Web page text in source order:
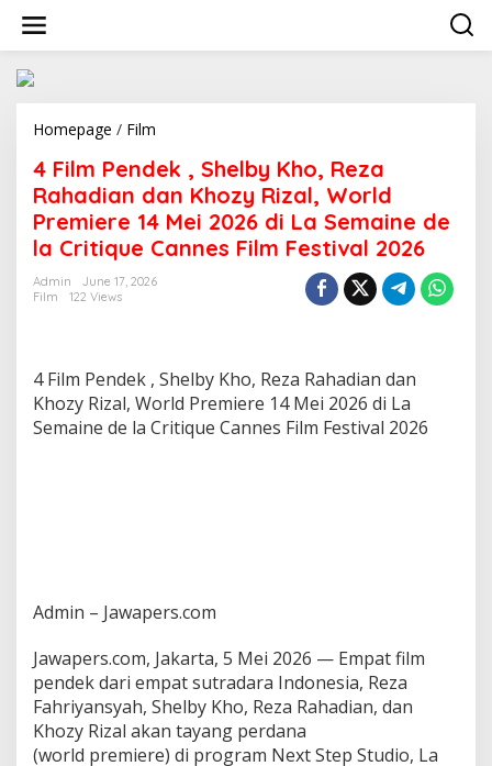
i
Homepage / Film
i
l
m
P
e
d
h
e
l
z
a
a
h
a
d
i
4 Film Pendek , Shelby Kho, Reza
Rahadian dan Khozy Rizal, World
Premiere 14 Mei 2026 di La Semaine de
la Critique Cannes Film Festival 2026
Admin
June 17, 2026
Film
122 Views
4 Film Pendek , Shelby Kho, Reza Rahadian dan
Khozy Rizal, World Premiere 14 Mei 2026 di La
Semaine de la Critique Cannes Film Festival 2026
Admin – Jawapers.com
Jawapers.com, Jakarta, 5 Mei 2026 — Empat film
pendek dari empat sutradara Indonesia, Reza
Fahriyansyah, Shelby Kho, Reza Rahadian, dan
Khozy Rizal akan tayang perdana
(world premiere) di program Next Step Studio, La